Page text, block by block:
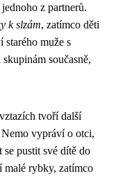
z partnerů.
k slzám, zatímco děti
starého muže s
současně,
tvoří další
vypráví o otci,
pustit své dítě do
malé rybky, zatímco